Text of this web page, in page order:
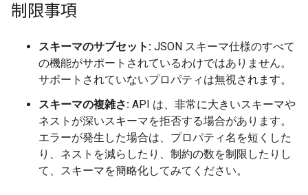
制限事項
スキーマのサブセット: JSON スキーマ仕様のすべて
の機能がサポートされているわけではありません。
サポートされていないプロパティは無視されます。
スキーマの複雑さ: API は、非常に大きいスキーマや
ネストが深いスキーマを拒否する場合があります。
エラーが発生した場合は、プロパティ名を短くした
り、ネストを減らしたり、制約の数を制限したりし
て、スキーマを簡略化してみてください。